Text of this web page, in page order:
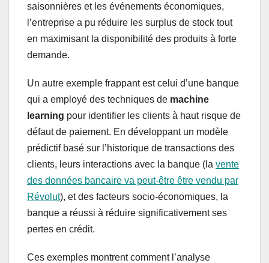
saisonnières et les événements économiques,
l’entreprise a pu réduire les surplus de stock tout
en maximisant la disponibilité des produits à forte
demande.
Un autre exemple frappant est celui d’une banque
qui a employé des techniques de machine
learning pour identifier les clients à haut risque de
défaut de paiement. En développant un modèle
prédictif basé sur l’historique de transactions des
clients, leurs interactions avec la banque (la vente
des données bancaire va peut-être être vendu par
Révolut), et des facteurs socio-économiques, la
banque a réussi à réduire significativement ses
pertes en crédit.
Ces exemples montrent comment l’analyse